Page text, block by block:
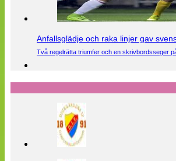
Anfallsglädje och raka linjer gav
Två regelrätta triumfer och en skrivbordsseger